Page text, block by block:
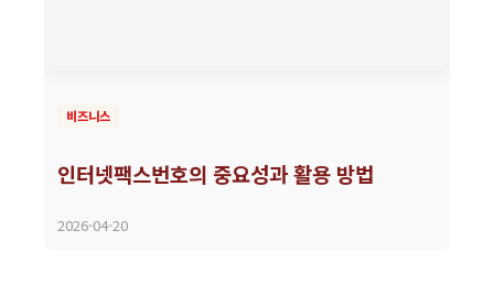
비즈니스
인터넷팩스번호의 중요성과 활용 방법
2026-04-20